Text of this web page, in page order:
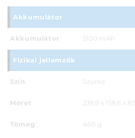
Akkumulátor
Akkumulátor 5100 mAh
Fizikai jellemzők
Szín Szürke
Méret 239,9 x 158,6 x
Tömeg 460 g